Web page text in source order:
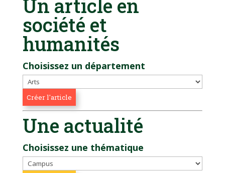
Un article en
société et
humanités
Choisissez un département
Une actualité
Choisissez une thématique